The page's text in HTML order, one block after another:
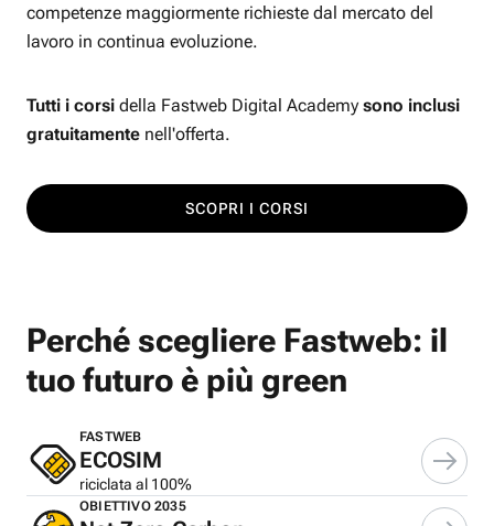
competenze maggiormente richieste dal mercato del
lavoro in continua evoluzione.
Tutti i corsi della Fastweb Digital Academy sono inclusi
gratuitamente nell'offerta.
SCOPRI I CORSI
Perché scegliere Fastweb: il
tuo futuro è più green
FASTWEB
ECOSIM
riciclata al 100%
OBIETTIVO 2035